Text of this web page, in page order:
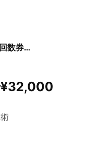
施術+ﾄﾚｰﾆﾝｸﾞ回数券 5回分¥32,000
¥32,000